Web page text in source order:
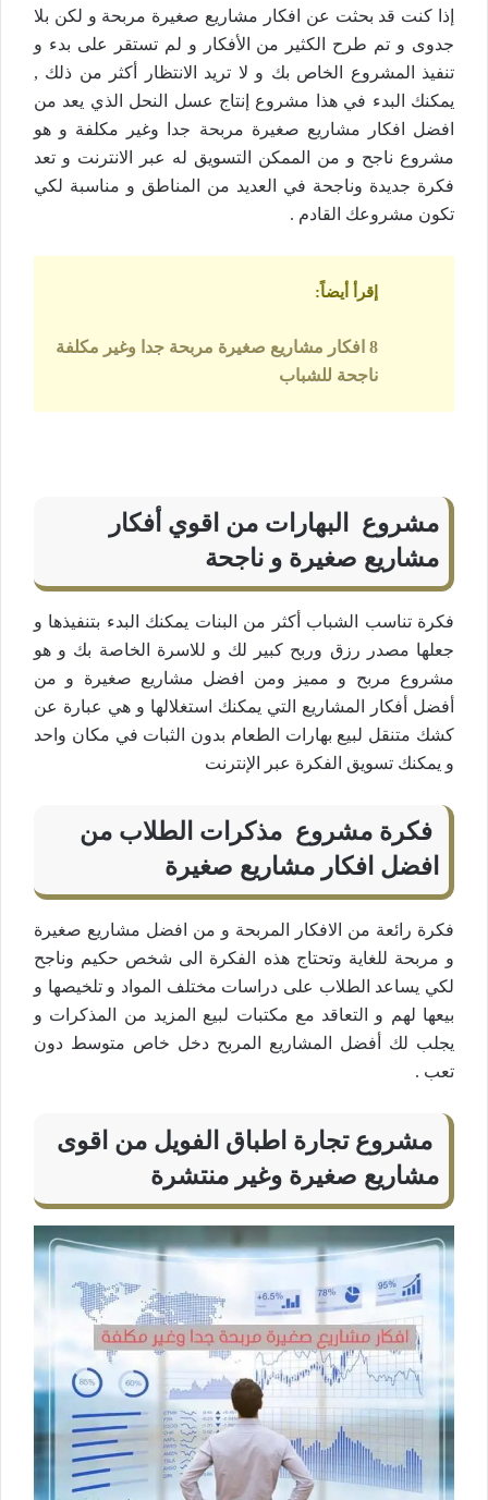
إذا كنت قد بحثت عن افكار مشاريع صغيرة مربحة و لكن بلا
جدوى و تم طرح الكثير من الأفكار و لم تستقر على بدء و
تنفيذ المشروع الخاص بك و لا تريد الانتظار أكثر من ذلك ,
يمكنك البدء في هذا مشروع إنتاج عسل النحل الذي يعد من
افضل افكار مشاريع صغيرة مربحة جدا وغير مكلفة و هو
مشروع ناجح و من الممكن التسويق له عبر الانترنت و تعد
فكرة جديدة وناجحة في العديد من المناطق و مناسبة لكي
تكون مشروعك القادم .
إقرأ أيضاً:
8 افكار مشاريع صغيرة مربحة جدا وغير مكلفة
ناجحة للشباب
مشروع البهارات من اقوي أفكار
مشاريع صغيرة و ناجحة
فكرة تناسب الشباب أكثر من البنات يمكنك البدء بتنفيذها و
جعلها مصدر رزق وربح كبير لك و للاسرة الخاصة بك و هو
مشروع مربح و مميز ومن افضل مشاريع صغيرة و من
أفضل أفكار المشاريع التي يمكنك استغلالها و هي عبارة عن
كشك متنقل لبيع بهارات الطعام بدون الثبات في مكان واحد
و يمكنك تسويق الفكرة عبر الإنترنت
فكرة مشروع مذكرات الطلاب من
افضل افكار مشاريع صغيرة
فكرة رائعة من الافكار المربحة و من افضل مشاريع صغيرة
و مربحة للغاية وتحتاج هذه الفكرة الى شخص حكيم وناجح
لكي يساعد الطلاب على دراسات مختلف المواد و تلخيصها و
بيعها لهم و التعاقد مع مكتبات لبيع المزيد من المذكرات و
يجلب لك أفضل المشاريع المربح دخل خاص متوسط دون
تعب .
مشروع تجارة اطباق الفويل من اقوى
مشاريع صغيرة وغير منتشرة